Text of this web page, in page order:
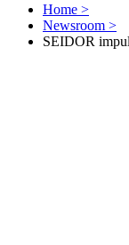
Home >
Newsroom >
SEIDOR